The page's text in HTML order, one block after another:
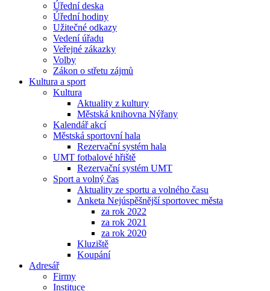
Úřední deska
Úřední hodiny
Užitečné odkazy
Vedení úřadu
Veřejné zákazky
Volby
Zákon o střetu zájmů
Kultura a sport
Kultura
Aktuality z kultury
Městská knihovna Nýřany
Kalendář akcí
Městská sportovní hala
Rezervační systém hala
UMT fotbalové hřiště
Rezervační systém UMT
Sport a volný čas
Aktuality ze sportu a volného času
Anketa Nejúspěšnější sportovec města
za rok 2022
za rok 2021
za rok 2020
Kluziště
Koupání
Adresář
Firmy
Instituce